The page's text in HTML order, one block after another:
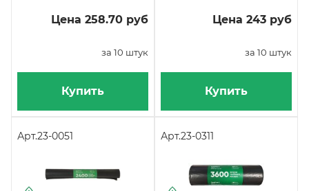
Цена 258.70 руб
за 10 штук
Купить
Цена 243 руб
за 10 штук
Купить
Арт.23-0051 Арт.23-0311